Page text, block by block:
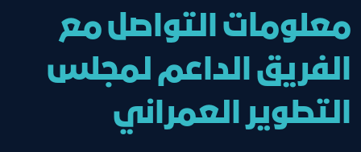
معلومات التواصل مع
الفريق الداعم لمجلس
التطوير العمراني